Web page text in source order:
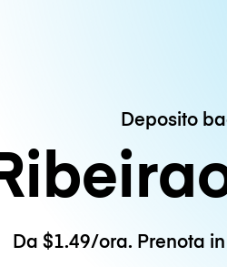
Deposito
Da $1.49/ora. Prenota